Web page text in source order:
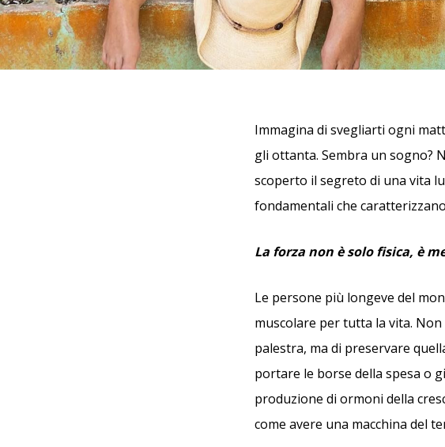
Immagina di svegliarti ogni
gli ottanta. Sembra un sogno?
scoperto il segreto di una vita
fondamentali che
La forza non è solo fisica, è
Le persone più longeve del
muscolare per tutta la vita.
palestra, ma di preservare
portare le borse della spesa o
produzione di ormoni della
come avere una macchina del